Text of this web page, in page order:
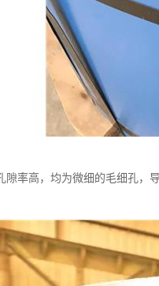
隙率高，均为微细的毛细孔，